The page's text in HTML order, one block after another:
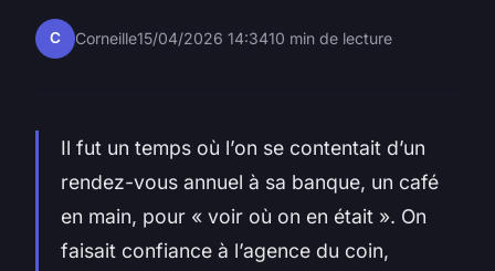
C Corneille15/04/2026 14:3410 min de lecture
Il fut un temps où l’on se contentait d’un
rendez-vous annuel à sa banque, un café
en main, pour « voir où on en était ». On
faisait confiance à l’agence du coin,